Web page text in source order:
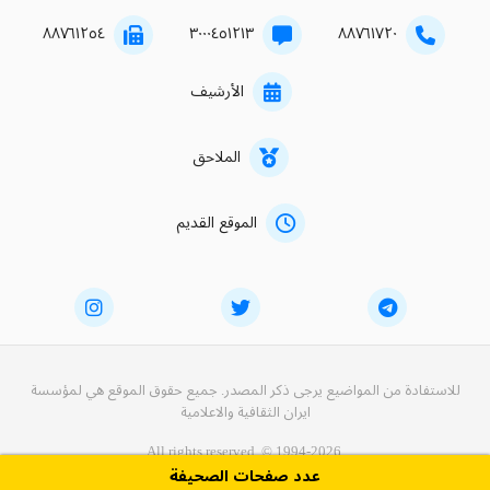
۸۸۷٦۱۷۲۰ ۳۰۰۰٤٥۱۲۱۳ ۸۸۷٦۱۲٥٤
الأرشيف
الملاحق
الموقع القديم
للاستفادة من المواضيع يرجى ذكر المصدر. جميع حقوق الموقع هي لمؤسسة
ايران الثقافية والاعلامية
All rights reserved. © 1994-2026.
عدد صفحات الصحيفة